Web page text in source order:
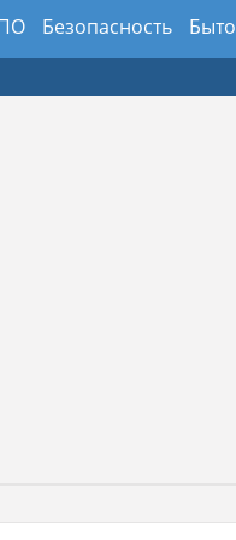
Безопасность
Предметы